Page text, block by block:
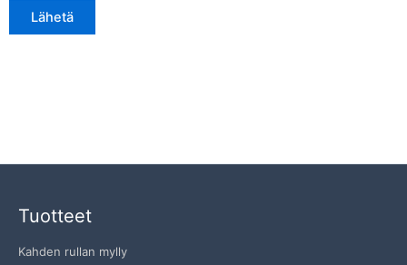
Tuotteet
Kahden rullan mylly